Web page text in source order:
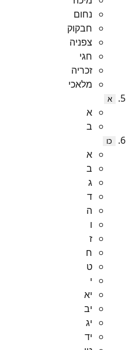
נחום
חבקוק
צפניה
חגי
זכריה
מלאכי
א
א
ב
כו
א
ב
ג
ד
ה
ו
ז
ח
ט
י
יא
יב
יג
יד